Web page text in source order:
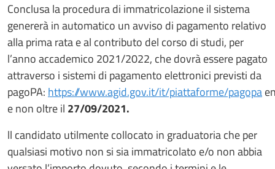
Conclusa la procedura di immatricolazione il sistema
genererà in automatico un avviso di pagamento relativo
alla prima rata e al contributo del corso di studi, per
l’anno accademico 2021/2022, che dovrà essere pagato
attraverso i sistemi di pagamento elettronici previsti da
pagoPA: https://www.agid.gov.it/it/piattaforme/pagopa
e non oltre il 27/09/2021.
ll candidato utilmente collocato in graduatoria che per
qualsiasi motivo non si sia immatricolato e/o non abbia